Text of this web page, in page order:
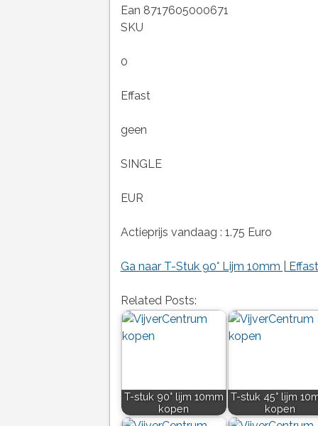
Ean 8717605000671
SKU
0
Effast
geen
SINGLE
EUR
Actieprijs vandaag : 1.75 Euro
Ga naar T-Stuk 90° Lijm 10mm | Effast
Related Posts:
T-stuk 90° lijm 10mm
kopen
T-stuk 45° lijm
kopen